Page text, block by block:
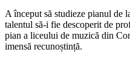
A început să studieze pianul de
talentul să-i fie descoperit de
pian a liceului de muzică din
imensă recunoștință.